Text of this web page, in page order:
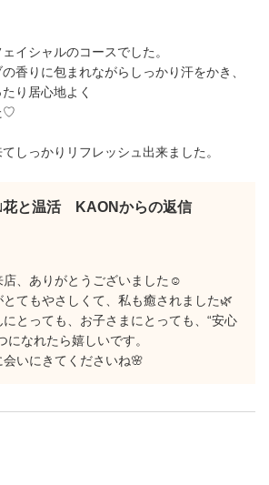
イシャルのコースでした。
香りに包まれながらしっかり汗をかき、
り居心地よく
♡
しっかりリフレッシュ出来ました。
花と温活 KAONからの返信
店、ありがとうございました☺️
てもやさしくて、私も癒されました🌿
とっても、お子さまにとっても、“安心
になれたら嬉しいです。
いにきてくださいね🌸